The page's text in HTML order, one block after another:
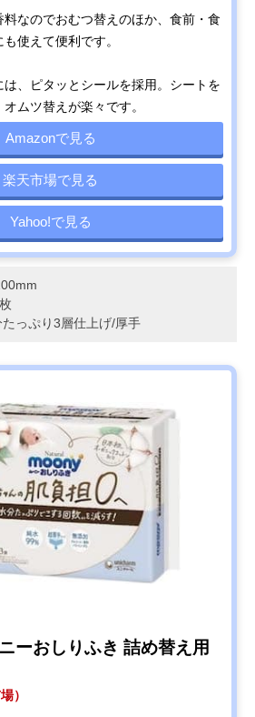
料なのでおむつ替えのほか、食前・食
使えて便利です。
、ピタッとシールを採用。シートを
ムツ替えが楽々です。
Amazonで見る
楽天市場で見る
Yahoo!で見る
っぷり3層仕上げ/厚手
ーおしりふき 詰め替え用
）